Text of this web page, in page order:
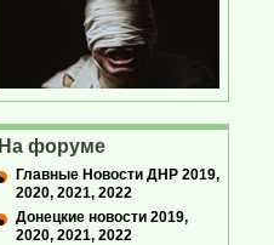
На форуме
Главные Новости ДНР 2019,
2020, 2021, 2022
Донецкие новости 2019,
2020, 2021, 2022